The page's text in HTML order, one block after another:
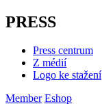
PRESS
Press centrum
Z médií
Logo ke stažení
Member Eshop